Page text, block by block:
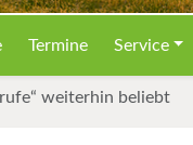
Termine Service
weiterhin beliebt